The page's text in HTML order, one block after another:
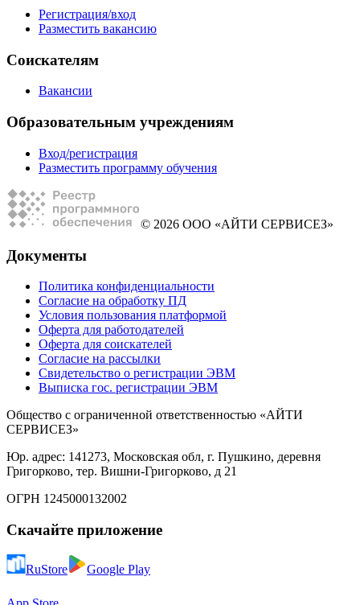
Регистрация/вход
Разместить вакансию
Соискателям
Вакансии
Образовательным учреждениям
Вход/регистрация
Разместить программу обучения
© 2026 ООО «АЙТИ СЕРВИСЕЗ»
Документы
Политика конфиденциальности
Согласие на обработку ПД
Условия пользования платформой
Оферта для работодателей
Оферта для соискателей
Согласие на рассылки
Свидетельство о регистрации ЭВМ
Выписка гос. регистрации ЭВМ
Общество с ограниченной ответственностью «АЙТИ
СЕРВИСЕЗ»
Юр. адрес: 141273, Московская обл, г. Пушкино, деревня
Григорково, тер. Вишни-Григорково, д 21
ОГРН 1245000132002
Скачайте приложение
RuStore Google Play